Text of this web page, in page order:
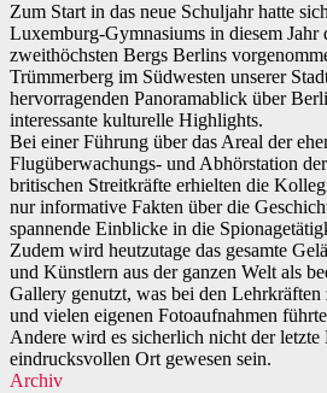
Zum Start in das neue Schuljahr hatte
Luxemburg-Gymnasiums in diesem Jahr
zweithöchsten Bergs Berlins
Trümmerberg im Südwesten unserer
hervorragenden Panoramablick über
interessante kulturelle Highlights.
Bei einer Führung über das Areal der
Flugüberwachungs- und Abhörstation
britischen Streitkräfte erhielten die
nur informative Fakten über die
spannende Einblicke in die
Zudem wird heutzutage das gesamte
und Künstlern aus der ganzen Welt als
Gallery genutzt, was bei den Lehrkräften
und vielen eigenen Fotoaufnahmen
Andere wird es sicherlich nicht der letzte
eindrucksvollen Ort gewesen sein.
Archiv